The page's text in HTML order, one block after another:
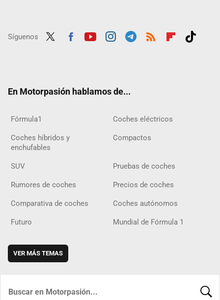
Síguenos
En Motorpasión hablamos de...
Fórmula1 Coches eléctricos
Coches híbridos y
enchufables
Compactos
SUV Pruebas de coches
Rumores de coches Precios de coches
Comparativa de coches Coches autónomos
Futuro Mundial de Fórmula 1
VER MÁS TEMAS